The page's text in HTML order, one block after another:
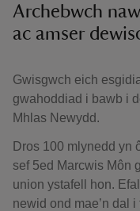
Archebwch
ac amser
Gwisgwch eich
gwahoddiad i bawb i
Mhlas Newydd.
Dros 100 mlynedd yn
sef 5ed Marcwis Môn
union ystafell hon.
newid ond mae’n dal